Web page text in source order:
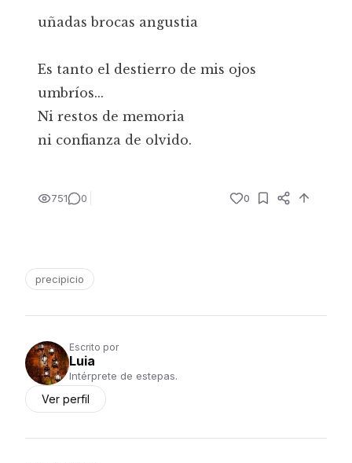
uñadas brocas angustia
Es tanto el destierro de mis ojos
umbríos...
Ni restos de memoria
ni confianza de olvido.
751 0 0
precipicio
Escrito por
Luia
Intérprete de estepas.
Ver perfil